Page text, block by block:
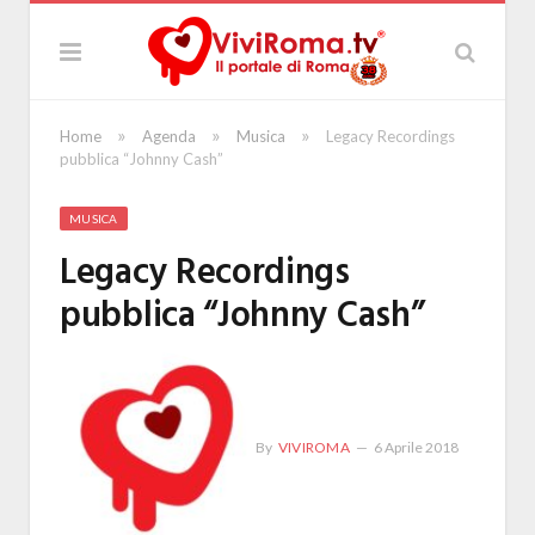
Home » Agenda » Musica »
Legacy Recordings
pubblica “Johnny Cash”
MUSICA
Legacy Recordings
pubblica “Johnny Cash”
By VIVIROMA 6 Aprile 2018